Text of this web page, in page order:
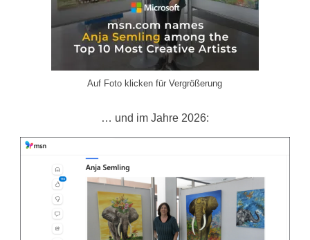
Auf Foto klicken für Vergrößerung
… und im Jahre 2026: